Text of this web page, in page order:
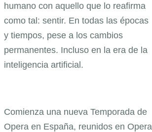
humano con aquello que lo reafirma
como tal: sentir. En todas las épocas
y tiempos, pese a los cambios
permanentes. Incluso en la era de la
inteligencia artificial.
Comienza una nueva Temporada de
Opera en España, reunidos en Opera